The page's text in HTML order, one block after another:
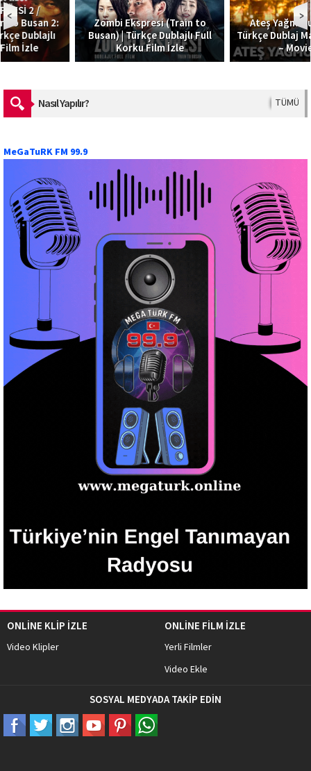
Zombi Ekspresi (Train to
Busan) | Türkçe Dublajlı Full
Korku Film İzle
Ateş Yağmuru – Skyfire |
Türkçe Dublaj Macera Filmi 4K
– MovieBox
Nasıl Yapılır? TÜMÜ
MeGaTuRK FM 99.9
ONLİNE KLİP İZLE
Video Klipler
ONLİNE FİLM İZLE
Yerli Filmler
Video Ekle
SOSYAL MEDYADA TAKİP EDİN